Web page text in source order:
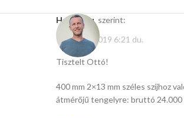
Hasito.hu szerint:
február 6, 2019 6:21 du.
Tisztelt Ottó!
400 mm 2×13 mm széles szíjhoz
átmérőjű tengelyre: bruttó 24.000